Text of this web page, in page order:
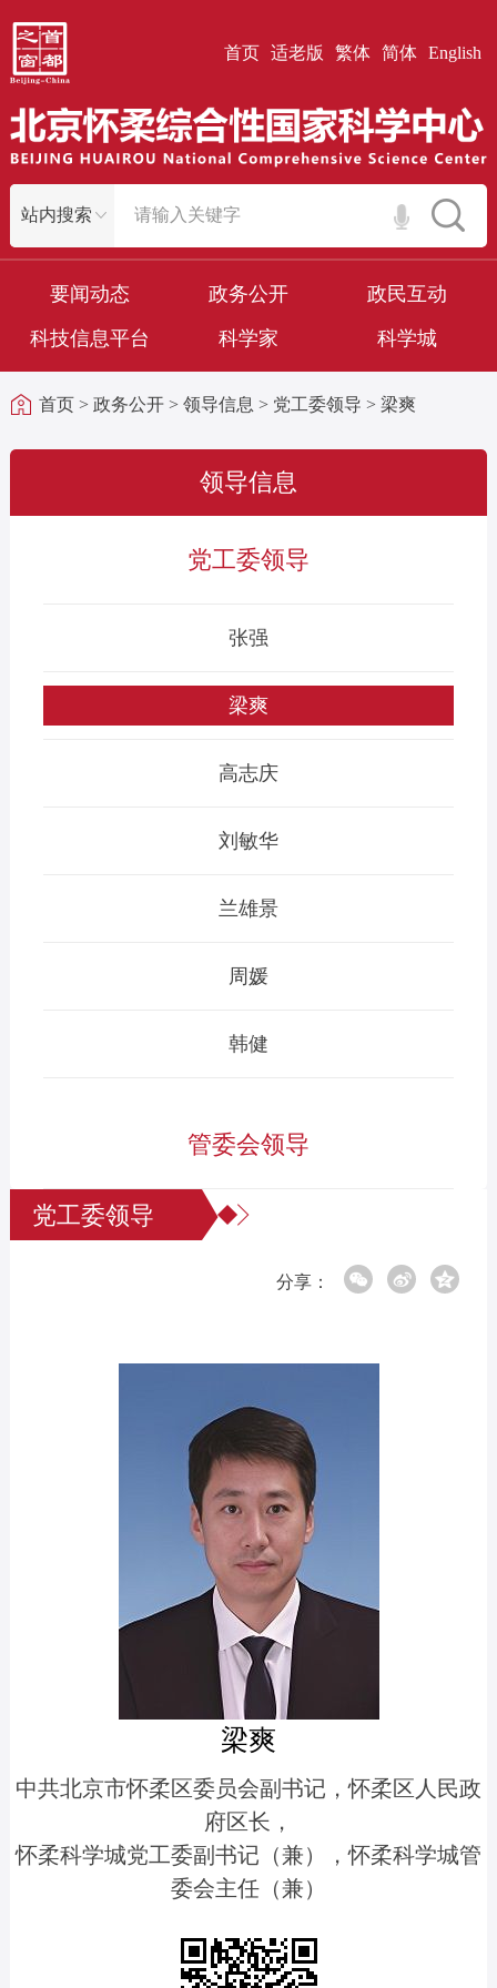
首页 适老版 繁体 简体 English
要闻动态 政务公开
政民互动
科技信息平台
科学家 科学城
首页> 政务公开> 领导信息 > 党工委领导 > 梁爽
领导信息
党工委领导
张强
梁爽
高志庆
刘敏华
兰雄景
周媛
韩健
管委会领导
党工委领导
分享：
梁爽
中共北京市怀柔区委员会副书记，怀柔区人民政
府区长，
怀柔科学城党工委副书记（兼），怀柔科学城管
委会主任（兼）